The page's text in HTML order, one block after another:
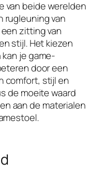
van beide werelden
rugleuning van
zitting van
stijl. Het kiezen
je game-
door een
comfort, stijl en
de moeite waard
aan de materialen